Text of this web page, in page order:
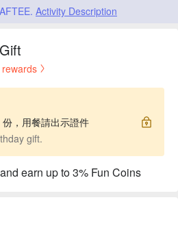
Activity Description
，用餐請出示證件
gift.
earn up to 3% Fun Coins